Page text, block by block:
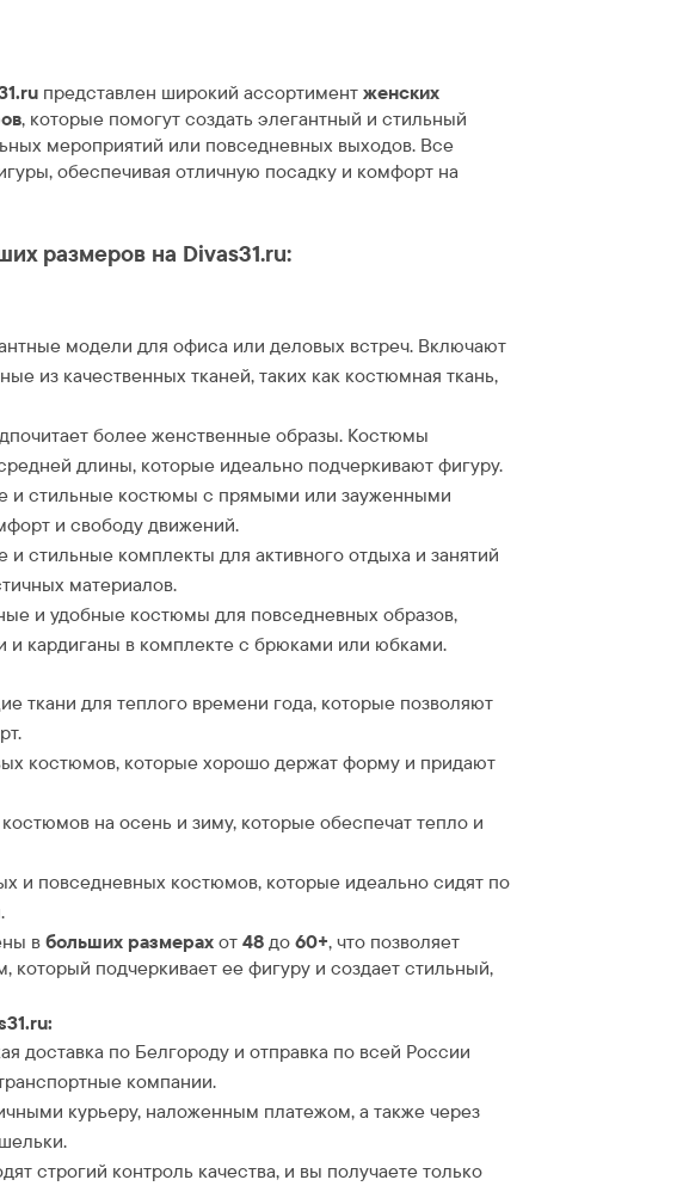
представлен широкий ассортиментженских
, которые помогут создать элегантный и стильный
мероприятий или повседневных выходов. Все
обеспечивая отличную посадку и комфорт на
размеров на Divas31.ru:
модели для офиса или деловых встреч. Включают
из качественных тканей, таких как костюмная ткань,
более женственные образы. Костюмы
длины, которые идеально подчеркивают фигуру.
и стильные костюмы с прямыми или зауженными
и свободу движений.
стильные комплекты для активного отдыха и занятий
материалов.
и удобные костюмы для повседневных образов,
и кардиганы в комплекте с брюками или юбками.
ткани для теплого времени года, которые позволяют
костюмов, которые хорошо держат форму и придают
на осень и зиму, которые обеспечат тепло и
и повседневных костюмов, которые идеально сидят по
вбольших размерахот48до60+, что позволяет
подчеркивает ее фигуру и создает стильный,
доставка по Белгороду и отправка по всей России
компании.
курьеру, наложенным платежом, а также через
строгий контроль качества, и вы получаете только